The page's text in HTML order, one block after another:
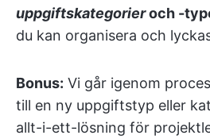
uppgiftskategorieroch -
du kan organisera och
Bonus: Vi går igenom
till en ny uppgiftstyp eller
allt-i-ett-lösning för